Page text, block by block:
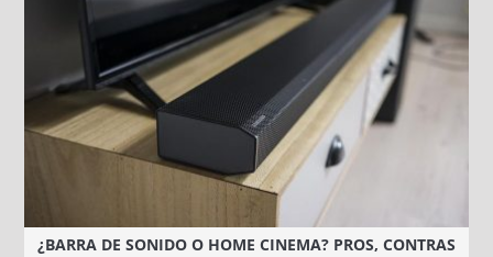
¿BARRA DE SONIDO O HOME CINEMA? PROS, CONTRAS